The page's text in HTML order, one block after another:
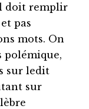
doit remplir
pas
mots. On
polémique,
sur ledit
sur